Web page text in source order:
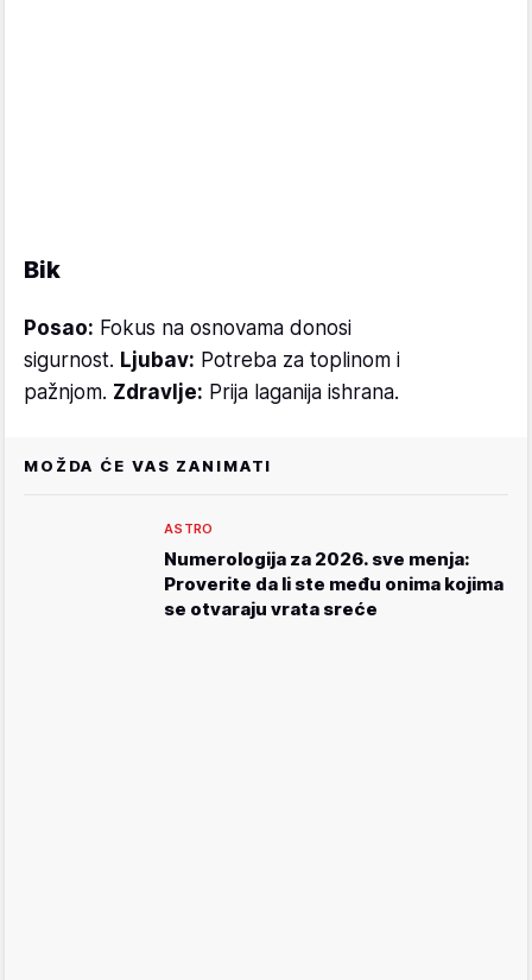
Bik
Posao: Fokus na osnovama donosi
sigurnost. Ljubav: Potreba za toplinom i
pažnjom. Zdravlje: Prija laganija ishrana.
MOŽDA ĆE VAS ZANIMATI
ASTRO
Numerologija za 2026. sve menja:
Proverite da li ste među onima kojima
se otvaraju vrata sreće